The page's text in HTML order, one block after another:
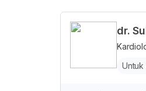
dr.
Untuk